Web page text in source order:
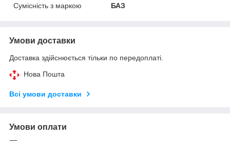
Сумісність з маркою
БАЗ
Умови доставки
Доставка здійснюється тільки по передоплаті.
Нова Пошта
Всі умови доставки
Умови оплати